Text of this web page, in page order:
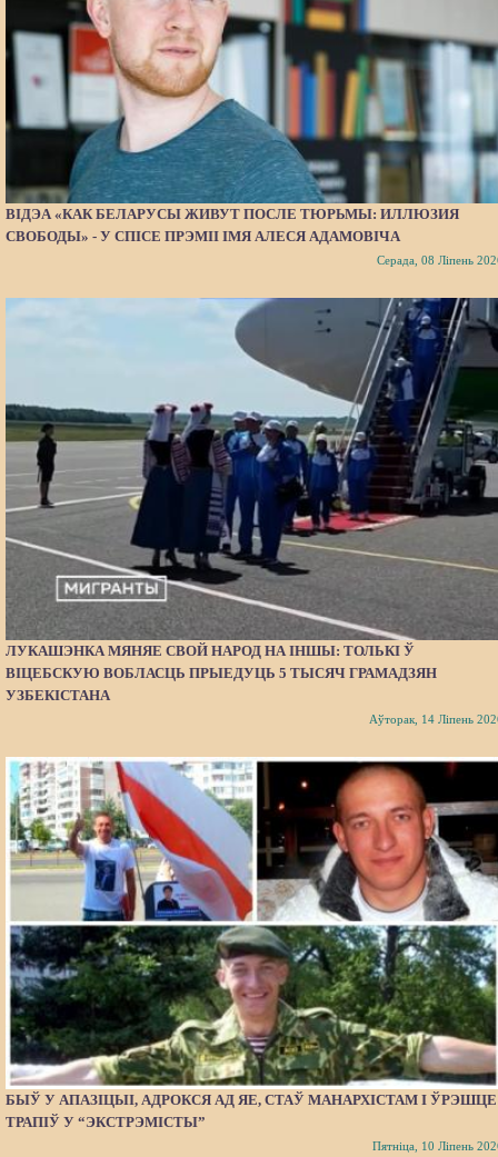
ВІДЭА «КАК БЕЛАРУСЫ ЖИВУТ ПОСЛЕ ТЮРЬМЫ: ИЛЛЮЗИЯ
СВОБОДЫ» - У СПІСЕ ПРЭМІІ ІМЯ АЛЕСЯ АДАМОВІЧА
Серада, 08 Ліпень
ЛУКАШЭНКА МЯНЯЕ СВОЙ НАРОД НА ІНШЫ: ТОЛЬКІ Ў
ВІЦЕБСКУЮ ВОБЛАСЦЬ ПРЫЕДУЦЬ 5 ТЫСЯЧ ГРАМАДЗЯН
УЗБЕКІСТАНА
Аўторак, 14 Ліпень
БЫЎ У АПАЗІЦЫІ, АДРОКСЯ АД ЯЕ, СТАЎ МАНАРХІСТАМ І ЎРЭШЦЕ
ТРАПІЎ У “ЭКСТРЭМІСТЫ”
Пятніца, 10 Ліпень